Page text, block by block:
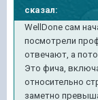
сказал:
WellDone сам
посмотрели
отвечают, а
Это фича,
относительно
заметно